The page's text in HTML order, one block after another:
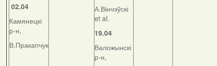
02.04
Камянецкі
р-н,
В.Пракапчук
А.Вінчэўскі
et al.
19.04
Валожынскі
р-н,